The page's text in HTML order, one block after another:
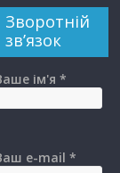
Зворотній
зв’язок
ім'я *
e-mail *